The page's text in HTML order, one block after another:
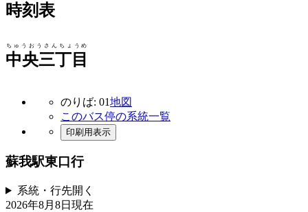
時刻表
中央三丁目
ちゅうおうさんちょうめ
のりば: 01地図
このバス停の系統一覧
印刷用表示
蘇我駅東口行
系統・行先開く
2026年8月8日 現在